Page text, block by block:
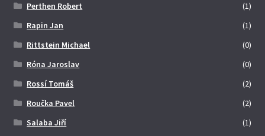
Perthen Robert
(1)
Rapin Jan
(1)
Rittstein Michael
(0)
Róna Jaroslav
(0)
Rossí Tomáš
(2)
Roučka Pavel
(2)
Salaba Jiří
(1)